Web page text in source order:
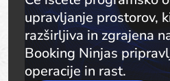
upravljanje prostorov,
razširljiva in zgrajena
Booking Ninjas
operacije in rast.